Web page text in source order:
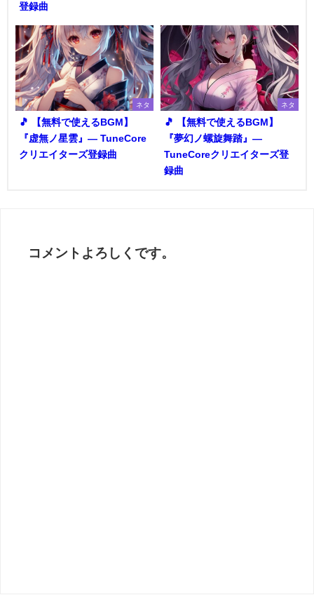
登録曲
ネタ
🎵 【無料で使えるBGM】
『虚無ノ星雲』― TuneCore
クリエイターズ登録曲
ネタ
🎵 【無料で使えるBGM】
『夢幻ノ螺旋舞踏』―
TuneCoreクリエイターズ登
録曲
コメントよろしくです。